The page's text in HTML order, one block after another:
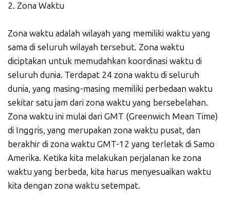
2. Zona Waktu
Zona waktu adalah wilayah yang memiliki waktu yang
sama di seluruh wilayah tersebut. Zona waktu
diciptakan untuk memudahkan koordinasi waktu di
seluruh dunia. Terdapat 24 zona waktu di seluruh
dunia, yang masing-masing memiliki perbedaan waktu
sekitar satu jam dari zona waktu yang bersebelahan.
Zona waktu ini mulai dari GMT (Greenwich Mean Time)
di Inggris, yang merupakan zona waktu pusat, dan
berakhir di zona waktu GMT-12 yang terletak di Samo
Amerika. Ketika kita melakukan perjalanan ke zona
waktu yang berbeda, kita harus menyesuaikan waktu
kita dengan zona waktu setempat.